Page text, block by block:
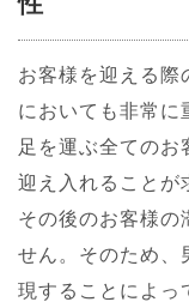
お客様を迎える際
においても非常に
足を運ぶ全てのお
迎え入れることが
その後のお客様の
せん。そのため、
現することによっ